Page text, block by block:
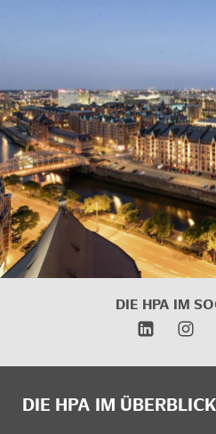
DIE HPA IM
DIE HPA IM ÜBERBLICK